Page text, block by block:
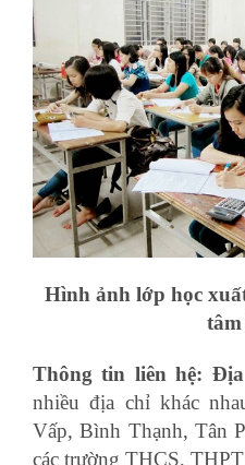
Hình ảnh lớp học
tâm
Thông tin liên hệ:
nhiều địa chỉ khác
Vấp, Bình Thạnh, Tân
các trường THCS,